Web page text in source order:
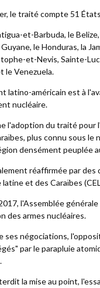
le traité compte 51
et-Barbuda, le
Guyane, le Honduras, la
et-Nevis, Sainte-
le Venezuela.
latino-américain est à
nucléaire.
l'adoption du traité pour
plus connu sous
densément peuplée
réaffirmée par des
et des Caraïbes
l'Assemblée
des armes nucléaires.
ses négociations,
par le parapluie
la mise au point,